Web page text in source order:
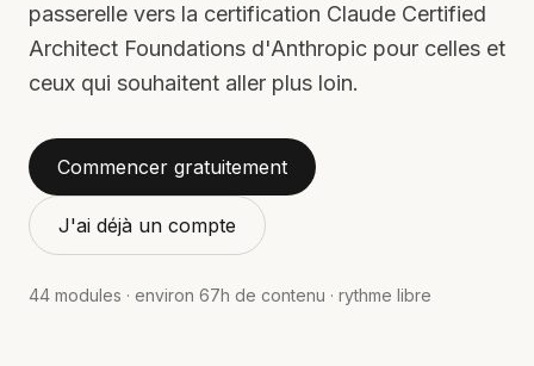
passerelle vers la certification Claude Certified
Architect Foundations d'Anthropic pour celles et
ceux qui souhaitent aller plus loin.
Commencer gratuitement
J'ai déjà un compte
44 modules · environ 67h de contenu · rythme libre